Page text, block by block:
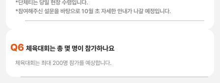
*단체티는 당일 현장 수령입니다.
*참여해주신 설문을 바탕으로 10월 초 자세한 안내가 나갈 예정입니다.
Q6 체육대회는 총 몇 명이 참가하나요
체육대회는 최대 200명 참가를 예상합니다.